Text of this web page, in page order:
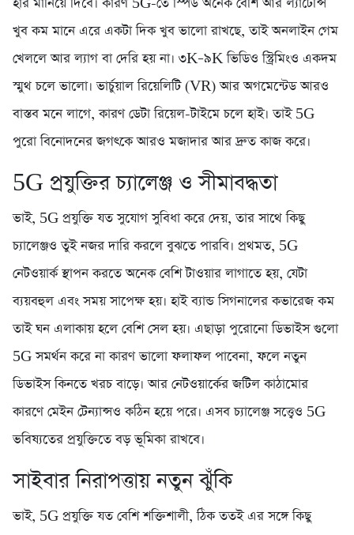
হার মানিয়ে দিবে। কারণ 5G-তে স্পিড অনেক বেশি আর ল্যাটেন্সি
খুব কম মানে এরে একটা দিক খুব ভালো রাখছে, তাই অনলাইন গেম
খেললে আর ল্যাগ বা দেরি হয় না। ৩K–৯K ভিডিও স্ট্রিমিংও একদম
স্মুথ চলে ভালো। ভার্চুয়াল রিয়েলিটি (VR) আর অগমেন্টেড আরও
বাস্তব মনে লাগে, কারণ ডেটা রিয়েল-টাইমে চলে হাই। তাই 5G
পুরো বিনোদনের জগৎকে আরও মজাদার আর দ্রুত কাজ করে।
5G প্রযুক্তির চ্যালেঞ্জ ও সীমাবদ্ধতা
ভাই, 5G প্রযুক্তি যত সুযোগ সুবিধা করে দেয়, তার সাথে কিছু
চ্যালেঞ্জও তুই নজর দারি করলে বুঝতে পারবি। প্রথমত, 5G
নেটওয়ার্ক স্থাপন করতে অনেক বেশি টাওয়ার লাগাতে হয়, যেটা
ব্যয়বহুল এবং সময় সাপেক্ষ হয়। হাই ব্যান্ড সিগনালের কভারেজ কম
তাই ঘন এলাকায় হলে বেশি সেল হয়। এছাড়া পুরোনো ডিভাইস গুলো
5G সমর্থন করে না কারণ ভালো ফলাফল পাবেনা, ফলে নতুন
ডিভাইস কিনতে খরচ বাড়ে। আর নেটওয়ার্কের জটিল কাঠামোর
কারণে মেইন টেন্যান্সও কঠিন হয়ে পরে। এসব চ্যালেঞ্জ সত্ত্বেও 5G
ভবিষ্যতের প্রযুক্তিতে বড় ভূমিকা রাখবে।
সাইবার নিরাপত্তায় নতুন ঝুঁকি
ভাই, 5G প্রযুক্তি যত বেশি শক্তিশালী, ঠিক ততই এর সঙ্গে কিছু